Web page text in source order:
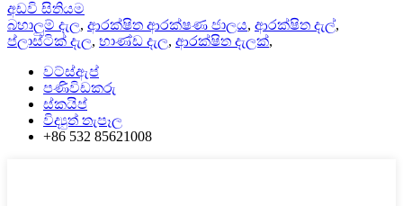
අඩවි සිතියම
බහාලුම් දැල, ආරක්ෂිත ආරක්ෂණ ජාලය, ආරක්ෂිත දැල්,
ප්ලාස්ටික් දැල, භාණ්ඩ දැල, ආරක්ෂිත දැලක්,
වට්ස්ඇප්
පණිවිඩකරු
ස්කයිප්
විද්‍යුත් තැපෑල
+86 532 85621008